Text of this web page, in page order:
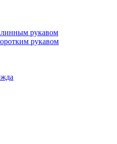
рукавом
рукавом